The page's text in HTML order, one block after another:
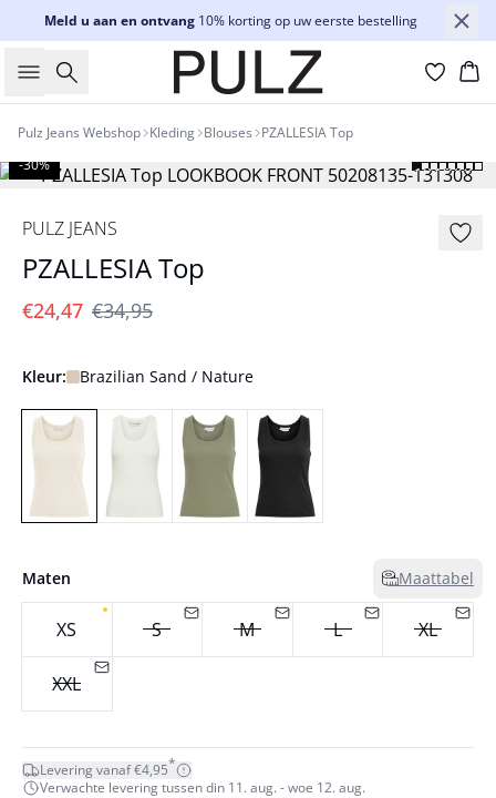
Meld u aan en ontvang10% korting op uw eerste bestelling
Zoeken
Pulz Jeans Webshop Kleding Blouses PZALLESIA Top
-30%
PULZ JEANS
PZALLESIA Top
€24,47 €34,95
Kleur: Brazilian Sand / Nature
Maten Maattabel
XS S M L XL
XXL
Levering vanaf €4,95*
Verwachte levering tussen din 11. aug. - woe 12. aug.